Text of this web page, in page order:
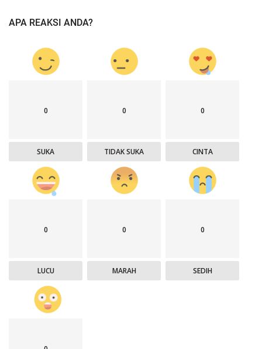
APA REAKSI ANDA?
0
SUKA
0
TIDAK SUKA
0
CINTA
0
LUCU
0
MARAH
0
SEDIH